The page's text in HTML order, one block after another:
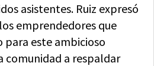
asistentes. Ruiz expresó
emprendedores que
este ambicioso
comunidad a respaldar